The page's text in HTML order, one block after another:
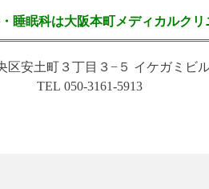
睡眠科は大阪本町メディカルクリ
区安土町３丁目３−５ イケガミビ
TEL 050-3161-5913